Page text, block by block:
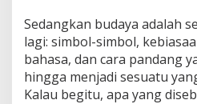
Sedangkan budaya adalah
lagi: simbol-simbol,
bahasa, dan cara pandang
hingga menjadi sesuatu
Kalau begitu, apa yang